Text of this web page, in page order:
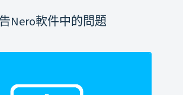
Nero軟件中的問題